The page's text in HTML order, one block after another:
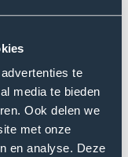
te
media te bieden
Ook delen we
met onze
en analyse. Deze